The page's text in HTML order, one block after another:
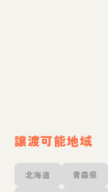
譲渡可能地域
北海道 青森県